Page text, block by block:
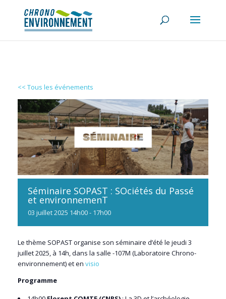
<< Tous les événements
Séminaire SOPAST : SOciétés du Passé
et environnemenT
03 juillet2025 14h00 - 17h00
Le thème SOPAST organise son séminaire d’été le jeudi 3
juillet 2025, à 14h, dans la salle -107M (Laboratoire Chrono-
environnement) et en visio
Programme